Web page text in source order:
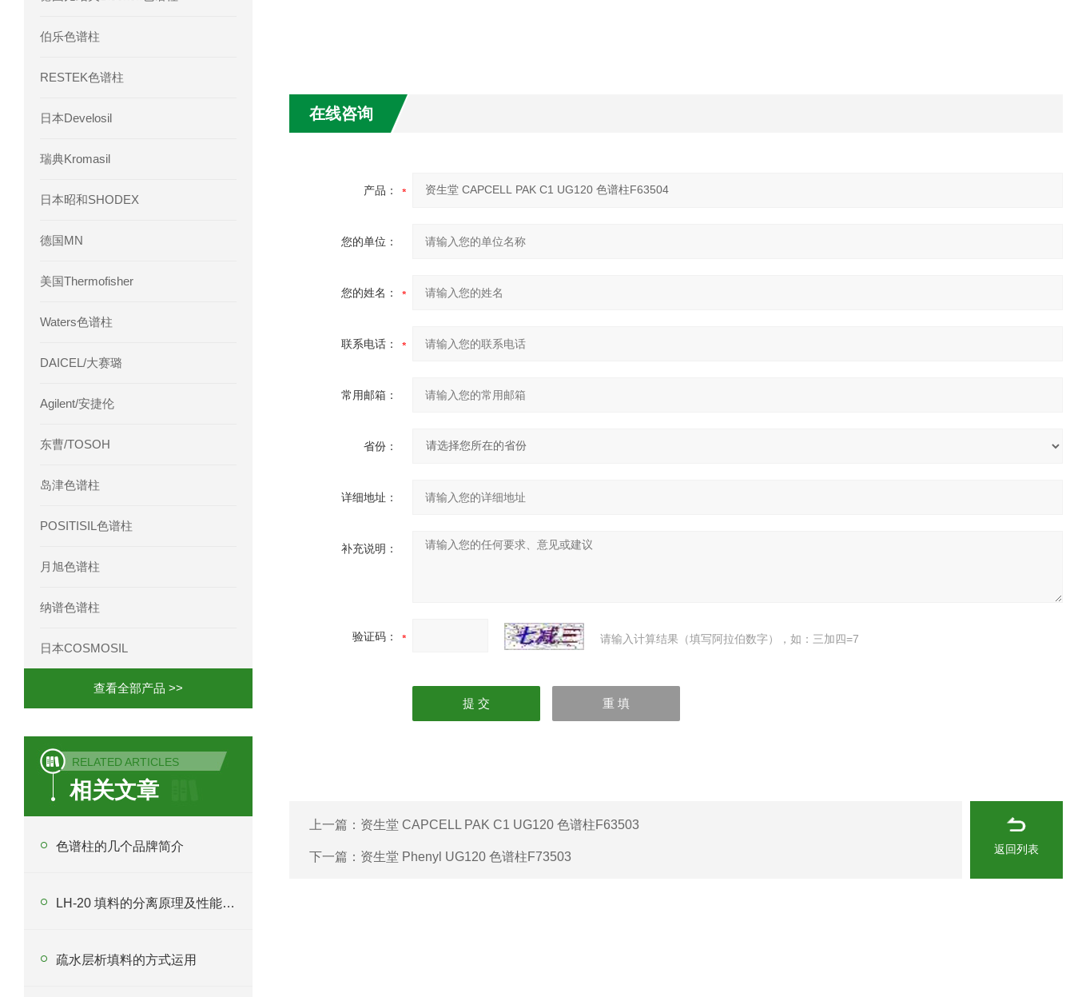
伯乐色谱柱
RESTEK色谱柱
日本Develosil
瑞典Kromasil
日本昭和SHODEX
德国MN
美国Thermofisher
Waters色谱柱
DAICEL/大赛璐
Agilent/安捷伦
东曹/TOSOH
岛津色谱柱
POSITISIL色谱柱
月旭色谱柱
纳谱色谱柱
日本COSMOSIL
查看全部产品 >>
RELATED ARTICLES
相关文章
色谱柱的几个品牌简介
LH-20 填料的分离原理及性能方面
疏水层析填料的方式运用
在线咨询
产品：
您的单位：
您的姓名：
联系电话：
常用邮箱：
省份：
详细地址：
补充说明：
验证码： 请输入计算结果（填写阿拉伯数字），如：三加四=7
上一篇： 资生堂 CAPCELL PAK C1 UG120 色谱柱F63503
下一篇： 资生堂 Phenyl UG120 色谱柱F73503
返回列表